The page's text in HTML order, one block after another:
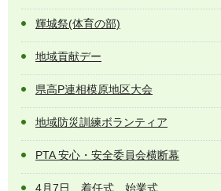
輝城祭(体育の部)
地域貢献デー
県高P連相模原地区大会
地域防災訓練ボランティア
PTA 安心・安全委員会横断幕
4月7日 着任式、始業式